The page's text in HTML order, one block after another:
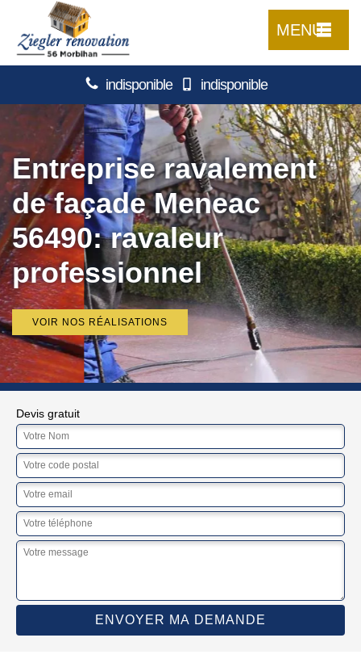
MENU
indisponible indisponible
Entreprise ravalement
de façade Meneac
56490: ravaleur
professionnel
VOIR NOS RÉALISATIONS
Devis gratuit